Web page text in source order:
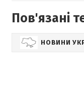
Пов'язані
НОВИНИ